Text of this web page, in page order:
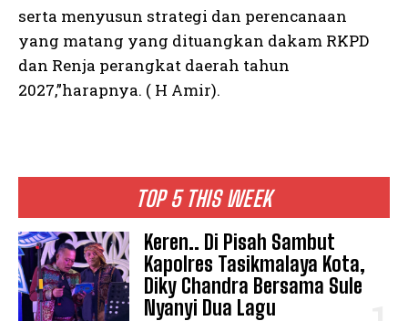
TOP 5 THIS WEEK
Keren.. Di Pisah Sambut
Kapolres Tasikmalaya Kota,
Diky Chandra Bersama Sule
Nyanyi Dua Lagu
serta menyusun strategi dan perencanaan
yang matang yang dituangkan dakam RKPD
dan Renja perangkat daerah tahun
2027,”harapnya. ( H Amir).